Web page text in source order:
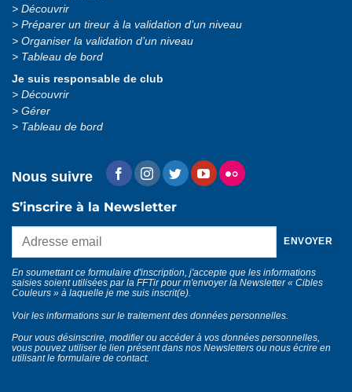
Découvrir
Préparer un tireur à la validation d’un niveau
Organiser la validation d’un niveau
Tableau de bord
Je suis responsable de club
Découvrir
Gérer
Tableau de bord
Nous suivre
S’inscrire à la Newsletter
En soumettant ce formulaire d'inscription, j'accepte que les informations
saisies soient utilisées par la FFTir pour m'envoyer la Newsletter « Cibles
Couleurs » à laquelle je me suis inscrit(e).
Voir les informations sur le traitement des données personnelles
Pour vous désinscrire, modifier ou accéder à vos données personnelles,
vous pouvez utiliser le lien présent dans nos Newsletters ou nous écrire en
utilisant le formulaire de contact.